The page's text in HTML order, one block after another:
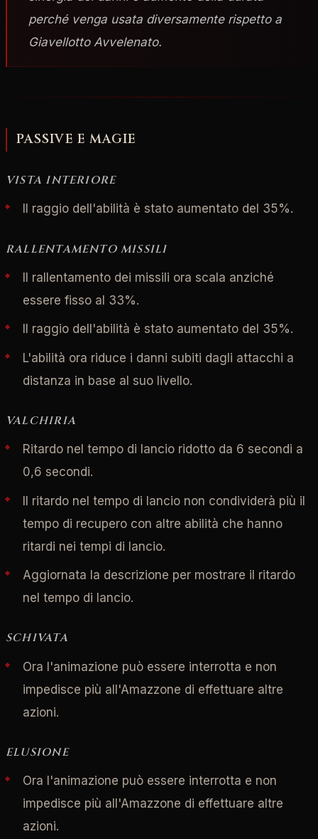
perché venga usata diversamente rispetto a
Giavellotto Avvelenato.
PASSIVE E MAGIE
VISTA INTERIORE
Il raggio dell'abilità è stato aumentato del 35%.
RALLENTAMENTO MISSILI
Il rallentamento dei missili ora scala anziché
essere fisso al 33%.
Il raggio dell'abilità è stato aumentato del 35%.
L'abilità ora riduce i danni subiti dagli attacchi a
distanza in base al suo livello.
VALCHIRIA
Ritardo nel tempo di lancio ridotto da 6 secondi a
0,6 secondi.
Il ritardo nel tempo di lancio non condividerà più il
tempo di recupero con altre abilità che hanno
ritardi nei tempi di lancio.
Aggiornata la descrizione per mostrare il ritardo
nel tempo di lancio.
SCHIVATA
Ora l'animazione può essere interrotta e non
impedisce più all'Amazzone di effettuare altre
azioni.
ELUSIONE
Ora l'animazione può essere interrotta e non
impedisce più all'Amazzone di effettuare altre
azioni.